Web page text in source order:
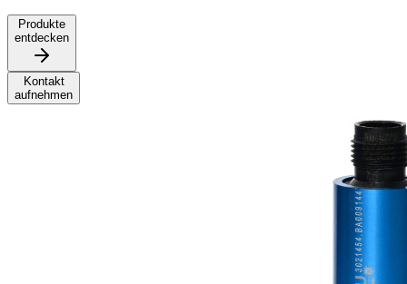
Produkte
entdecken
Kontakt
aufnehmen